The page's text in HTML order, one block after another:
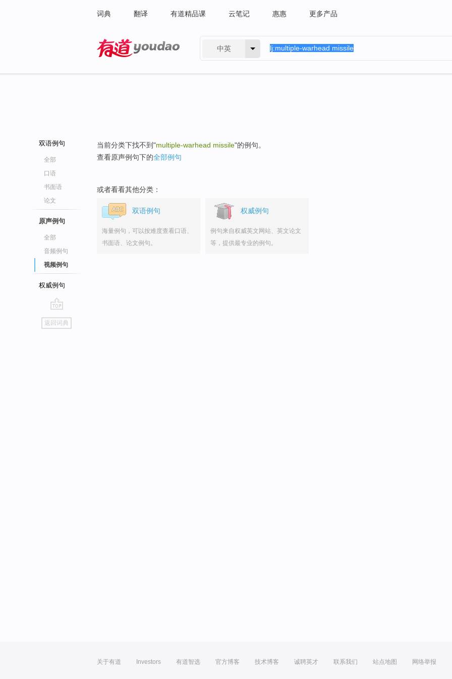
词典 翻译 有道精品课 云笔记 惠惠 更多产品
中英
双语例句
全部
口语
书面语
论文
原声例句
全部
音频例句
视频例句
权威例句
go
top
返回词典
当前分类下找不到"multiple-warhead missile"的例句。
查看原声例句下的全部例句
或者看看其他分类：
双语例句
海量例句，可以按难度查看口语、
书面语、论文例句。
权威例句
例句来自权威英文网站、英文论文
等，提供最专业的例句。
关于有道 Investors 有道智选 官方博客 技术博客 诚聘英才 联系我们 站点地图 网络举报